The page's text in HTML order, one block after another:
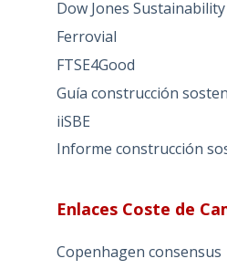
Dow Jones Sustainability
Ferrovial
FTSE4Good
Guía construcción
iiSBE
Informe construcción
Enlaces Coste de
Copenhagen consensus